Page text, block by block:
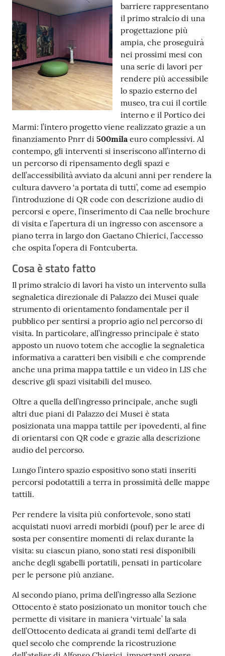
barriere rappresentano
il primo stralcio di una
progettazione più
ampia, che proseguirà
nei prossimi mesi con
una serie di lavori per
rendere più accessibile
lo spazio esterno del
museo, tra cui il cortile
interno e il Portico dei
Marmi: l’intero progetto viene realizzato grazie a un
finanziamento Pnrr di 500milaeuro complessivi. Al
contempo, gli interventi si inseriscono all’interno di
un percorso di ripensamento degli spazi e
dell’accessibilità avviato da alcuni anni per rendere la
cultura davvero ‘a portata di tutti’, come ad esempio
l’introduzione di QR code con descrizione audio di
percorsi e opere, l’inserimento di Caa nelle brochure
di visita e l’apertura di un ingresso con ascensore a
piano terra in largo don Gaetano Chierici, l’accesso
che ospita l’opera di Fontcuberta.
Cosa è stato fatto
Il primo stralcio di lavori ha visto un intervento sulla
segnaletica direzionale di Palazzo dei Musei quale
strumento di orientamento fondamentale per il
pubblico per sentirsi a proprio agio nel percorso di
visita. In particolare, all’ingresso principale è stato
apposto un nuovo totem che accoglie la segnaletica
informativa a caratteri ben visibili e che comprende
anche una prima mappa tattile e un video in LIS che
descrive gli spazi visitabili del museo.
Oltre a quella dell’ingresso principale, anche sugli
altri due piani di Palazzo dei Musei è stata
posizionata una mappa tattile per ipovedenti, al fine
di orientarsi con QR code e grazie alla descrizione
audio del percorso.
Lungo l’intero spazio espositivo sono stati inseriti
percorsi podotattili a terra in prossimità delle mappe
tattili.
Per rendere la visita più confortevole, sono stati
acquistati nuovi arredi morbidi (pouf) per le aree di
sosta per consentire momenti di relax durante la
visita: su ciascun piano, sono stati resi disponibili
anche degli sgabelli portatili, pensati in particolare
per le persone più anziane.
Al secondo piano, prima dell’ingresso alla Sezione
Ottocento è stato posizionato un monitor touch che
permette di visitare in maniera ‘virtuale’ la sala
dell’Ottocento dedicata ai grandi temi dell’arte di
quel secolo che comprende la ricostruzione